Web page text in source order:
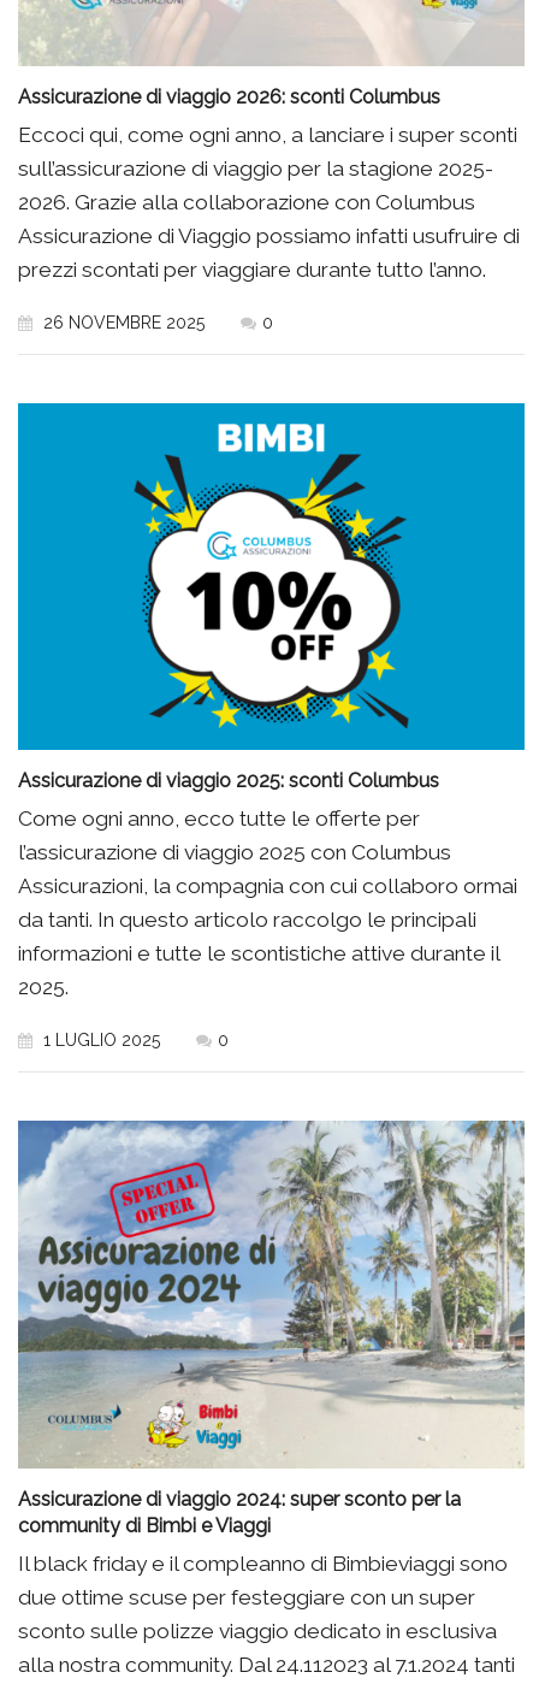
Assicurazione di viaggio 2026: sconti Columbus
Eccoci qui, come ogni anno, a lanciare i super sconti
sull’assicurazione di viaggio per la stagione 2025-
2026. Grazie alla collaborazione con Columbus
Assicurazione di Viaggio possiamo infatti usufruire di
prezzi scontati per viaggiare durante tutto l’anno.
26 NOVEMBRE 2025 0
Assicurazione di viaggio 2025: sconti Columbus
Come ogni anno, ecco tutte le offerte per
l’assicurazione di viaggio 2025 con Columbus
Assicurazioni, la compagnia con cui collaboro ormai
da tanti. In questo articolo raccolgo le principali
informazioni e tutte le scontistiche attive durante il
2025.
1 LUGLIO 2025 0
Assicurazione di viaggio 2024: super sconto per la
community di Bimbi e Viaggi
Il black friday e il compleanno di Bimbieviaggi sono
due ottime scuse per festeggiare con un super
sconto sulle polizze viaggio dedicato in esclusiva
alla nostra community. Dal 24.112023 al 7.1.2024 tanti